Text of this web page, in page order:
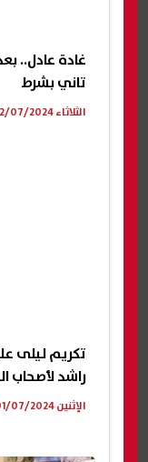
تاني بشرط
الثلاثاء 02/07/2024 08:55 ص
تكريم ليلى
راشد لأصحاب
الإثنين 01/07/2024 06:57 م